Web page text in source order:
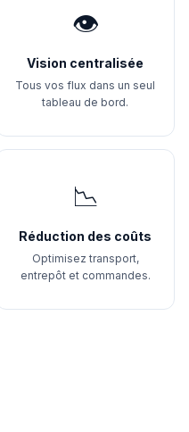
👁️
Vision centralisée
Tous vos flux dans un seul
tableau de bord.
📉
Réduction des coûts
Optimisez transport,
entrepôt et commandes.